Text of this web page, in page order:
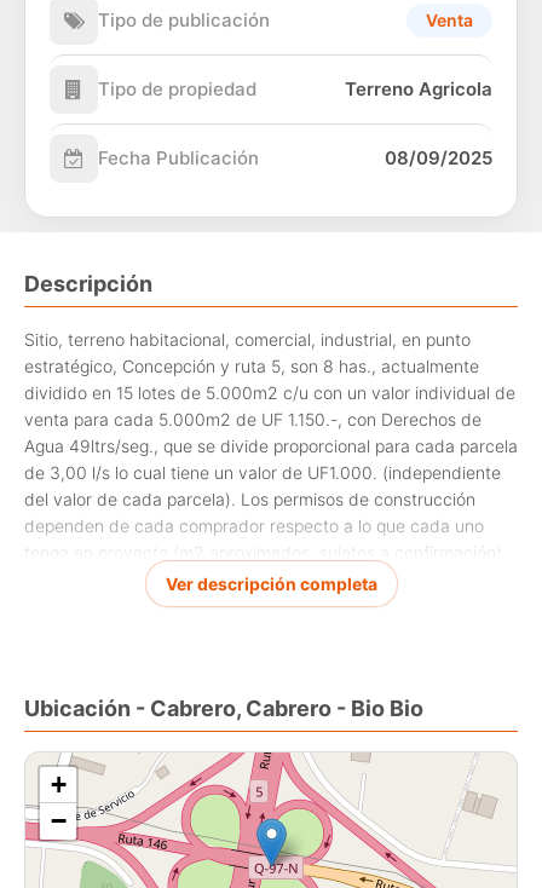
Tipo de publicación Venta
Tipo de propiedad Terreno Agricola
Fecha Publicación 08/09/2025
Descripción
Sitio, terreno habitacional, comercial, industrial, en punto
estratégico, Concepción y ruta 5, son 8 has., actualmente
dividido en 15 lotes de 5.000m2 c/u con un valor individual de
venta para cada 5.000m2 de UF 1.150.-, con Derechos de
Agua 49ltrs/seg., que se divide proporcional para cada parcela
de 3,00 l/s lo cual tiene un valor de UF1.000. (independiente
del valor de cada parcela). Los permisos de construcción
dependen de cada comprador respecto a lo que cada uno
tenga en proyecto.(m2 aproximados, sujetos a confirmación),
1 parcela de 5.000m2 UF1.150 mas 3,00 lt/s UF1.000, valor
total parcela mas agua UF2.150.
Ver descripción completa
Ubicación - Cabrero, Cabrero - Bio Bio
+
−